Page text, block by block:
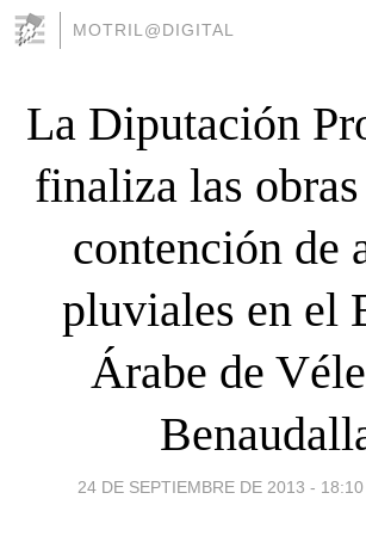
MOTRIL@DIGITAL
La Diputación
finaliza las
contención de
pluviales en el
Árabe de
24 DE SEPTIEMBRE DE 2013 - 18:10